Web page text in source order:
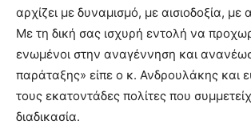
brandi
teaches
you
the
meaning
pain.
αρχίζει με δυναμισμό, με αισιοδοξία, με
Με τη δική σας ισχυρή εντολή να
ενωμένοι στην αναγέννηση και
παράταξης» είπε ο κ. Ανδρουλάκης και
τους εκατοντάδες πολίτες που
διαδικασία.